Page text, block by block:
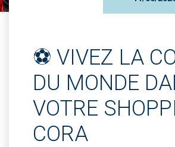
⚽ VIVEZ LA
DU MONDE
VOTRE
CORA